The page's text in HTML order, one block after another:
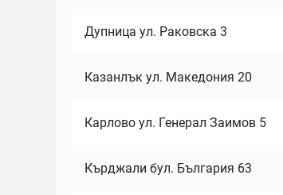
Дупница ул. Раковска 3
Казанлък ул. Македония 20
Карлово ул. Генерал Заимов 5
Кърджали бул. България 63